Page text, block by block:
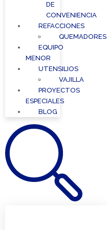
DE
CONVENIENCIA
REFACCIONES
QUEMADORES
EQUIPO
MENOR
UTENSILIOS
VAJILLA
PROYECTOS
ESPECIALES
BLOG